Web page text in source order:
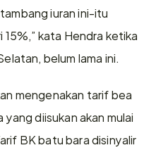
iuran ini-itu
kata Hendra ketika
belum lama ini.
mengenakan tarif bea
diisukan akan mulai
BK batu bara disinyalir